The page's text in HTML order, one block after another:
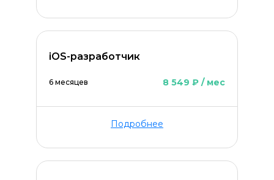
iOS-разработчик
6 месяцев 8 549 ₽ / мес
Подробнее